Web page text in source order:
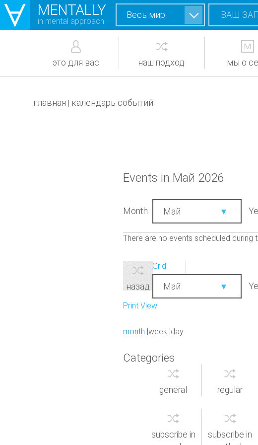
MENTALLY
in mental approach
Весь мир ВАШ
это для вас наш подход мы о
главная | календарь событий
Events in Май 2026
Month Май
There are no events scheduled during
назад
View as Grid
Month Май
Print View
month week day
Categories
general regular
subscribe in
subscribe in